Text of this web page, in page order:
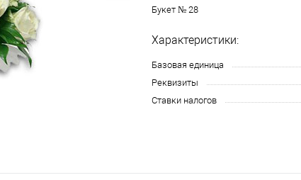
Букет № 28
Характеристики:
Базовая единица
Реквизиты
Ставки налогов